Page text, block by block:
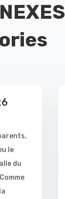
le
du